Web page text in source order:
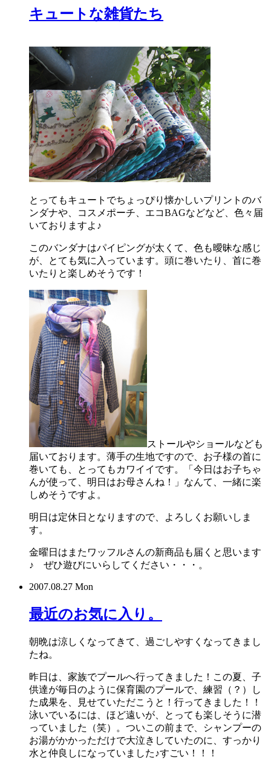
キュートな雑貨たち
とってもキュートでちょっぴり懐かしいプリントのバ
ンダナや、コスメポーチ、エコBAGなどなど、色々届
いておりますよ♪
このバンダナはパイピングが太くて、色も曖昧な感じ
が、とても気に入っています。頭に巻いたり、首に巻
いたりと楽しめそうです！
ストールやショールなども
届いております。薄手の生地ですので、お子様の首に
巻いても、とってもカワイイです。「今日はお子ちゃ
んが使って、明日はお母さんね！」なんて、一緒に楽
しめそうですよ。
明日は定休日となりますので、よろしくお願いしま
す。
金曜日はまたワッフルさんの新商品も届くと思います
♪ ぜひ遊びにいらしてください・・・。
2007.08.27 Mon
最近のお気に入り。
朝晩は涼しくなってきて、過ごしやすくなってきまし
たね。
昨日は、家族でプールへ行ってきました！この夏、子
供達が毎日のように保育園のプールで、練習（？）し
た成果を、見せていただこうと！行ってきました！！
泳いでいるには、ほど遠いが、とっても楽しそうに潜
っていました（笑）。ついこの前まで、シャンプーの
お湯がかかっただけで大泣きしていたのに、すっかり
水と仲良しになっていました♪すごい！！！